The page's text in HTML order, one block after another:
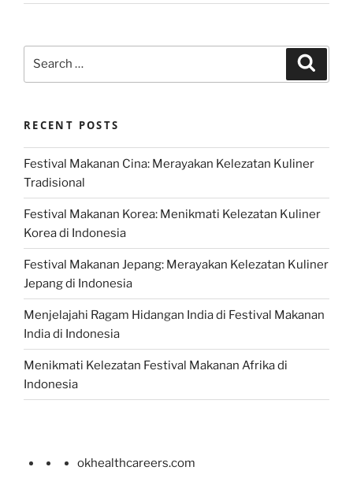
RECENT POSTS
Festival Makanan Cina: Merayakan Kelezatan Kuliner
Tradisional
Festival Makanan Korea: Menikmati Kelezatan Kuliner
Korea di Indonesia
Festival Makanan Jepang: Merayakan Kelezatan Kuliner
Jepang di Indonesia
Menjelajahi Ragam Hidangan India di Festival Makanan
India di Indonesia
Menikmati Kelezatan Festival Makanan Afrika di
Indonesia
okhealthcareers.com